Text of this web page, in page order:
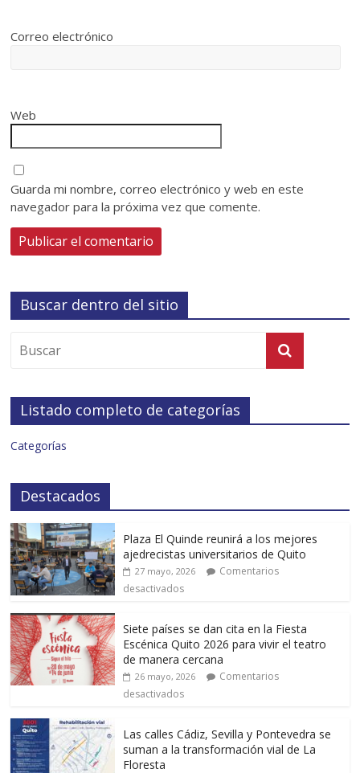
Correo electrónico
Web
Guarda mi nombre, correo electrónico y web en este
navegador para la próxima vez que comente.
Buscar dentro del sitio
Listado completo de categorías
Categorías
Destacados
Plaza El Quinde reunirá a los mejores
ajedrecistas universitarios de Quito
27 mayo, 2026
Comentarios
desactivados
Siete países se dan cita en la Fiesta
Escénica Quito 2026 para vivir el teatro
de manera cercana
26 mayo, 2026
Comentarios
desactivados
Las calles Cádiz, Sevilla y Pontevedra se
suman a la transformación vial de La
Floresta